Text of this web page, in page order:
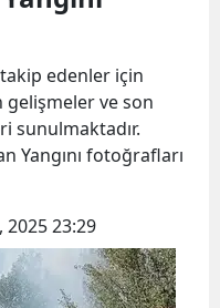
Bingöl
Bitlis
edenler için
gelişmeler ve son
sunulmaktadır.
Yangını fotoğrafları
2025 23:29